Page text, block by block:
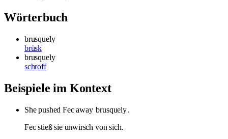
Wörterbuch
brusquely
brüsk
brusquely
schroff
Beispiele im Kontext
She pushed Fec away brusquely.
Fec stieß sie unwirsch von sich.